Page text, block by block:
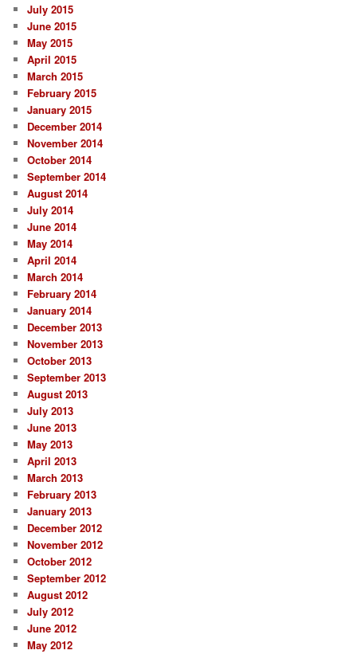
July 2015
June 2015
May 2015
April 2015
March 2015
February 2015
January 2015
December 2014
November 2014
October 2014
September 2014
August 2014
July 2014
June 2014
May 2014
April 2014
March 2014
February 2014
January 2014
December 2013
November 2013
October 2013
September 2013
August 2013
July 2013
June 2013
May 2013
April 2013
March 2013
February 2013
January 2013
December 2012
November 2012
October 2012
September 2012
August 2012
July 2012
June 2012
May 2012